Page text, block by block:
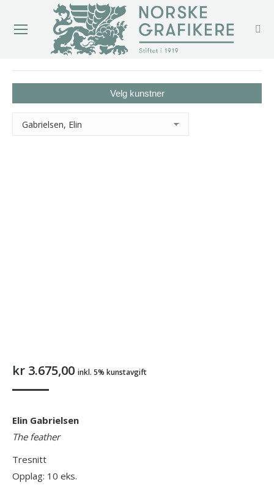
Velg kunstner
kr 3.675,00 inkl. 5% kunstavgift
Elin Gabrielsen
The feather
Tresnitt
Opplag: 10 eks.